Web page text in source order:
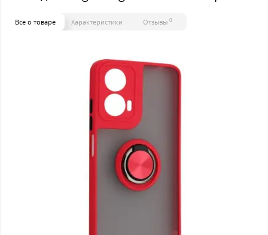
Все о товаре Характеристики Отзывы 0